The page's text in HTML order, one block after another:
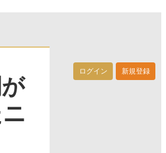
ログイン 新規登録